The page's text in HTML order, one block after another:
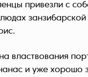
привезли с
занзибарской
властвования
и уже хорошо